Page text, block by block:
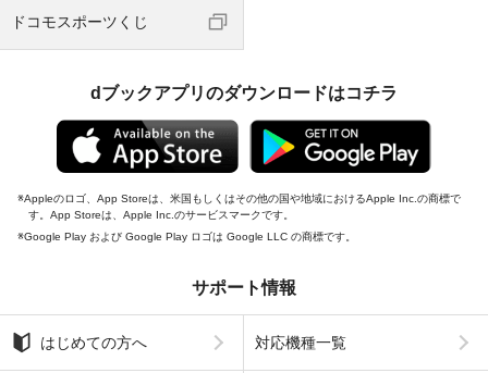
ドコモスポーツくじ
dブックアプリのダウンロードはコチラ
Appleのロゴ、App Storeは、米国もしくはその他の国や地域におけるApple Inc.の商標で
す。App Storeは、Apple Inc.のサービスマークです。
Google Play および Google Play ロゴは Google LLC の商標です。
サポート情報
はじめての方へ 対応機種一覧